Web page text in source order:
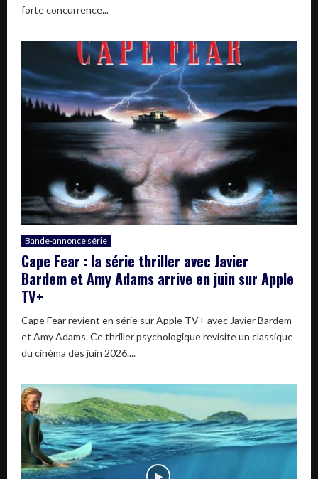
forte concurrence...
Bande-annonce série
Cape Fear : la série thriller avec Javier
Bardem et Amy Adams arrive en juin sur Apple
TV+
Cape Fear revient en série sur Apple TV+ avec Javier Bardem
et Amy Adams. Ce thriller psychologique revisite un classique
du cinéma dès juin 2026....